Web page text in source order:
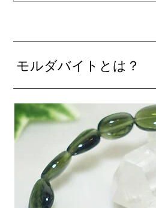
モルダバイトとは？